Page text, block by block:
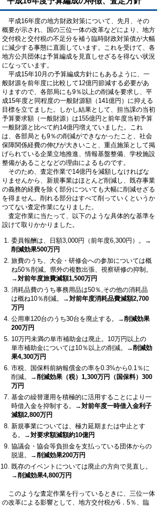
平成16年度の地方財政対策について、先月、その
概要が示され、国の三位一体の改革などにより、地方
交付税と交付税の不足分を補う臨時財政対策債が大幅
に減少する事態に直面しています。これを受けて、各
地方公共団体は予算編成を見直しせざるを得ない状況
になっています。
平成15年10月の予算編成方針にもあるように、一
般財源を前年度に比較して12億円節減する必要があ
りますので、各部局にも9％以上の削減を要求し、平
成15年度と同程度の一般財源額（141億円）に抑える
目標を立てました。しかし結果として、担当課の当初
予算要求額（一般財源）は155億円と前年度当初予算
一般財源と比べて約14億円増えていました。これ
は、各部局とも9％の削減ができなかったこと、社会
保障関係経費の伸びが大きいこと、重点施策として掲
げられている企業立地推進、情報基盤整備、学校施設
整備があることなどの理由によるものです。
そのため、査定作業で14億円を減額しなければな
りませんから、新規事業はほとんど削減し、既存事業
の義務的経費を除く部分についても大幅に削減せざる
を得ません。削れる部分はすべて削っていくというか
つてない査定作業になりました。
査定作業に当たって、以下のような具体的な基準を
設けて取りかかりました。
委員報酬は、日額3,000円（前年度6,300円）。
→
削減効果500万円
旅費のうち、大会・研修会への参加については概
ね50％削減。県外の複数出張、視察研修の抑制。
→対前年度旅費減額1,500万円
消耗品費のうち事務用品は50％,その他の消耗品
は概ね10％削減。
→対前年度消耗品費減額2,700
万円
公用車120台のうち30台を廃止する。
→削減効果
200万円
10万円未満の単市補助金は廃止。10万円以上の
単市補助金については10％以上の削減。
→削減効
果4,300万円
市税、国保料前納報償金の率を0.3%から0.1％に
削減。
→削減効果（税）1,300万円（国保料）300
万円
基金の繰替運用を積極的に活用することにより一
時借入金を抑制する。
→対前年度一時借入金利子
減額2,800万円
新規事業については、極力延期または中止とす
る。
→対要求額減額約10億円
協議会・協会等負担金を支払っている団体からの
脱退。
→削減効果200万円
既存のイベントについては廃止の方向で見直し。
→削減効果4,800万円
このような査定作業を行っているときに、三位一体
の改革による影響として、地方交付税が6．5％、臨